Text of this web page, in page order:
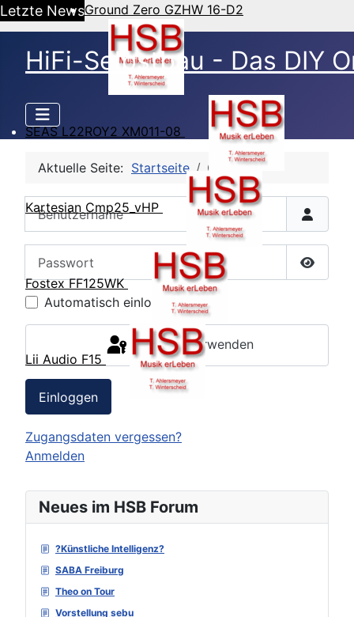
Letzte NewsGround Zero GZHW 16-D2
SEAS L22ROY2 XM011-08
Kartesian Cmp25_vHP
Fostex FF125WK
Lii Audio F15
HiFi-Selbstbau - Das DIY
Neues im HSB Forum
?Künstliche Intelligenz?
SABA Freiburg
Theo on Tour
Vorstellung sebu
Aktuelle Seite: Startseite CB Login
Benutzername
Automatisch einloggen
Passkey verwenden
Einloggen
Zugangsdaten vergessen?
Anmelden